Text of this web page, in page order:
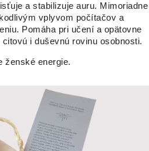
a stabilizuje auru. Mimoriadne
vplyvom počítačov a
Pomáha pri učení a opätovne
i duševnú rovinu osobnosti.
ženské energie.